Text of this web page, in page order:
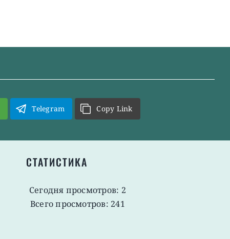
Telegram Copy Link
СТАТИСТИКА
Сегодня просмотров: 2
Всего просмотров: 241